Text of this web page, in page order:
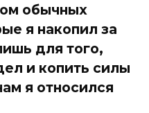
обычных
я накопил за
для того,
и копить силы
я относился